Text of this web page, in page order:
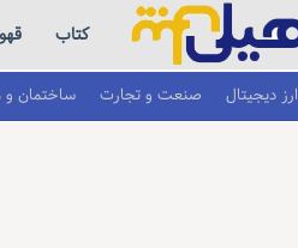
کتاب
ارز دیجیتال صنعت و تجارت ساختمان